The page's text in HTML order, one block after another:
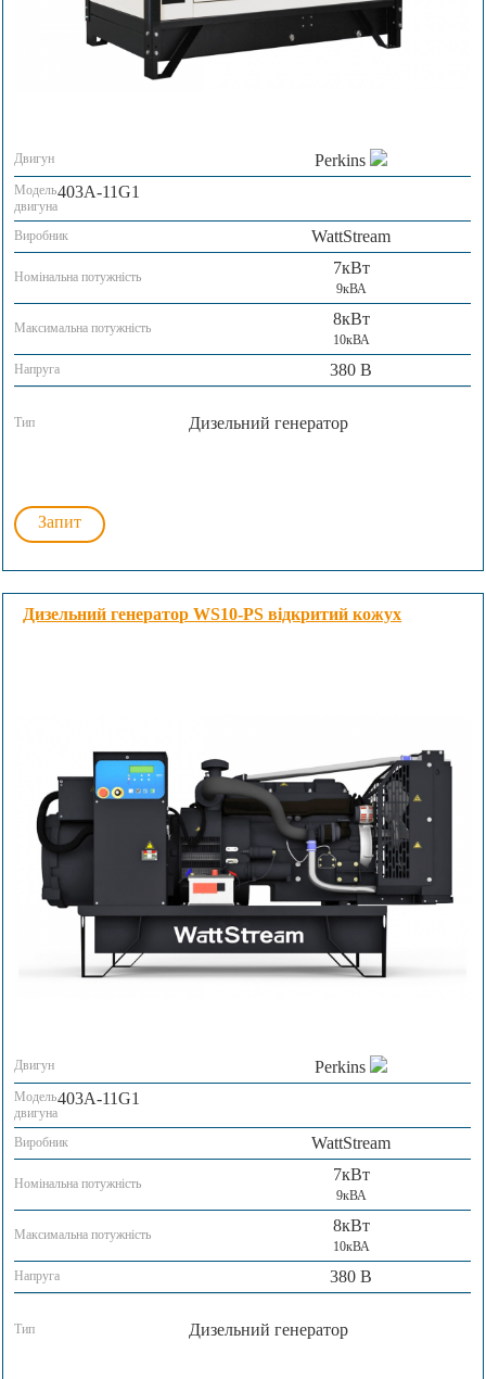
Двигун Perkins
Модель
двигуна
403A-11G1
Виробник WattStream
Номінальна потужність 7кВт
9кВА
Максимальна потужність 8кВт
10кВА
Напруга
380 В
Тип Дизельний генератор
Запит
Дизельний генератор WS10-PS відкритий кожух
Двигун Perkins
Модель
двигуна
403A-11G1
Виробник WattStream
Номінальна потужність 7кВт
9кВА
Максимальна потужність 8кВт
10кВА
Напруга
380 В
Тип Дизельний генератор